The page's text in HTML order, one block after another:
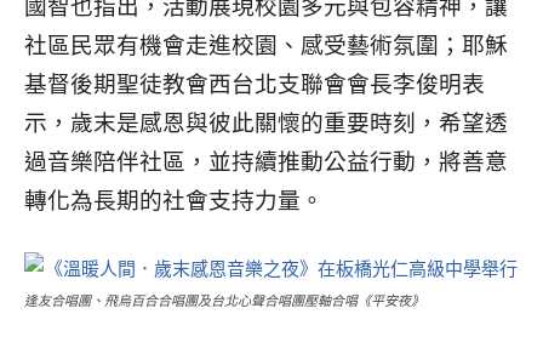
國智也指出，活動展現校園多元與包容精神，讓
社區民眾有機會走進校園、感受藝術氛圍； 耶穌
基督後期聖徒教會西台北支聯會會長李俊明表
示，歲末是感恩與彼此關懷的重要時刻，希望透
過音樂陪伴社區，並持續推動公益行動，將善意
轉化為長期的社會支持力量。
逢友合唱團、飛烏百合合唱團及台北心聲合唱團壓軸合唱《平安夜》